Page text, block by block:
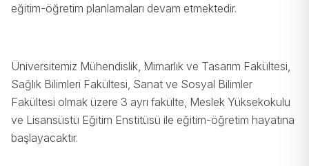
eğitim-öğretim planlamaları devam etmektedir.
Üniversitemiz Mühendislik, Mimarlık ve Tasarım Fakültesi,
Sağlık Bilimleri Fakültesi, Sanat ve Sosyal Bilimler
Fakültesi olmak üzere 3 ayrı fakülte, Meslek Yüksekokulu
ve Lisansüstü Eğitim Enstitüsü ile eğitim-öğretim hayatına
başlayacaktır.